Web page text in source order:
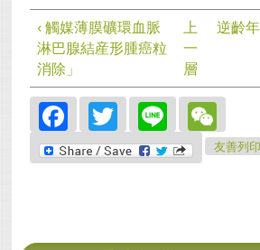
‹ 觸媒薄膜礦環血脈
淋巴腺結産形腫癌粒
消除」
上
一
層
逆齡
Facebook
Twitter
Line
友善列